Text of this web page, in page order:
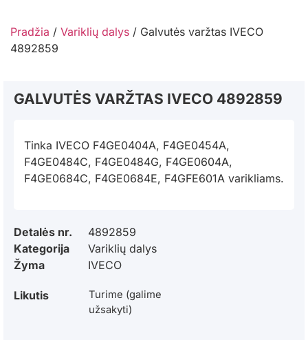
Pradžia / Variklių dalys / Galvutės varžtas IVECO
4892859
GALVUTĖS VARŽTAS IVECO 4892859
Tinka IVECO F4GE0404A, F4GE0454A,
F4GE0484C, F4GE0484G, F4GE0604A,
F4GE0684C, F4GE0684E, F4GFE601A varikliams.
Detalės nr.
4892859
Kategorija
Variklių dalys
Žyma
IVECO
Likutis
Turime (galime
užsakyti)